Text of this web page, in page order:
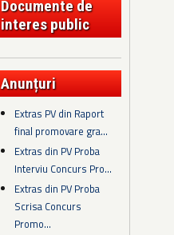
Documente de
interes public
Anunțuri
Extras PV din Raport
final promovare gra...
Extras din PV Proba
Interviu Concurs Pro...
Extras din PV Proba
Scrisa Concurs
Promo...